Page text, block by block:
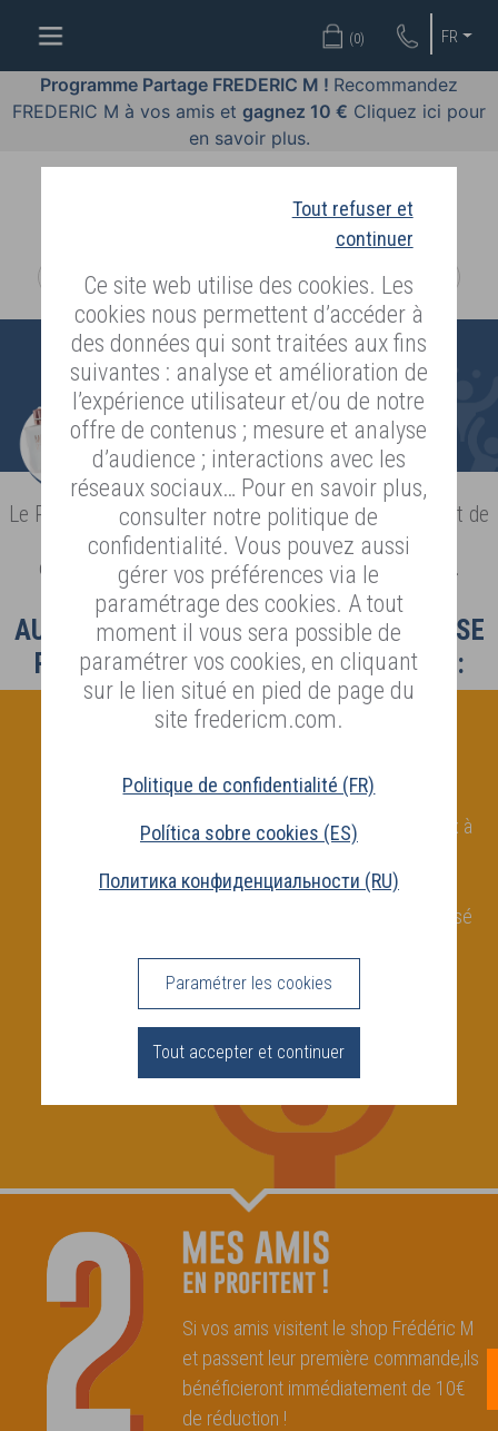
Tout refuser et
continuer
Ce site web utilise des cookies. Les
cookies nous permettent d’accéder à
des données qui sont traitées aux fins
suivantes : analyse et amélioration de
l’expérience utilisateur et/ou de notre
offre de contenus ; mesure et analyse
d’audience ; interactions avec les
réseaux sociaux… Pour en savoir plus,
consulter notre politique de
confidentialité. Vous pouvez aussi
gérer vos préférences via le
paramétrage des cookies. A tout
moment il vous sera possible de
paramétrer vos cookies, en cliquant
sur le lien situé en pied de page du
site fredericm.com.
Politique de confidentialité (FR)
Política sobre cookies (ES)
Политика конфиденциальности (RU)
Paramétrer les cookies
Tout accepter et continuer
FR
(0)
Programme Partage FREDERIC M ! Recommandez
FREDERIC M à vos amis et gagnez 10 € Cliquez ici pour
en savoir plus.
OFFRES
COSMÉTIQUES
PARFUMS
BODY
DIAGNOSTIC
DEVENIR
DISTRIBUTEUR
PAYS
LIVRAISON
CONNEXION
Le Programme Bienvenue FREDERIC M vous permet de
cumuler des réductions
en conseillant à vos amis vos produits préférés.
AUJOURD’HUI, VOTRE ENTHOUSIASME SE
RÉCOMPENSE EN 3 ÉTAPES SIMPLES :
Grâce au bouton de partage, je peux à
amis les produits ou les gammes de
mon choix avec mon lien personnalisé
Si vos amis visitent le shop Frédéric M
et passent leur première commande,ils
bénéficieront immédiatement de 10€
de réduction !